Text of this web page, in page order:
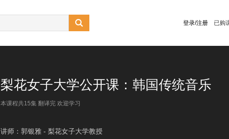
 登录/注册 已购
梨花女子大学公开课：韩国传统音乐
本课程共15集 翻译完 欢迎学习
讲师：郭银雅 - 梨花女子大学教授